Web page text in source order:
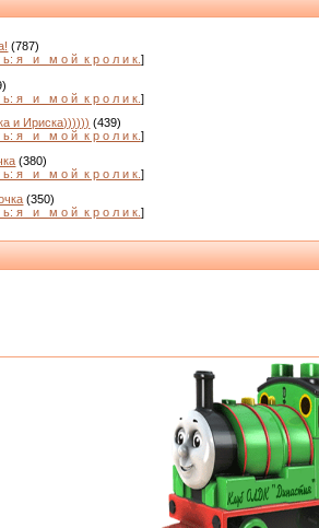
(787)
я _и_ м о й_к р о л и к. ]
я _и_ м о й_к р о л и к. ]
и Ириска)))))) (439)
я _и_ м о й_к р о л и к. ]
(380)
я _и_ м о й_к р о л и к. ]
(350)
я _и_ м о й_к р о л и к. ]